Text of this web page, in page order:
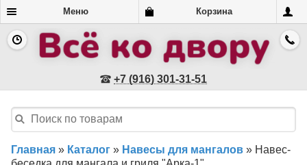
Меню Корзина
+7 (916) 301-31-51
Главная » Каталог » Навесы для мангалов » Навес-